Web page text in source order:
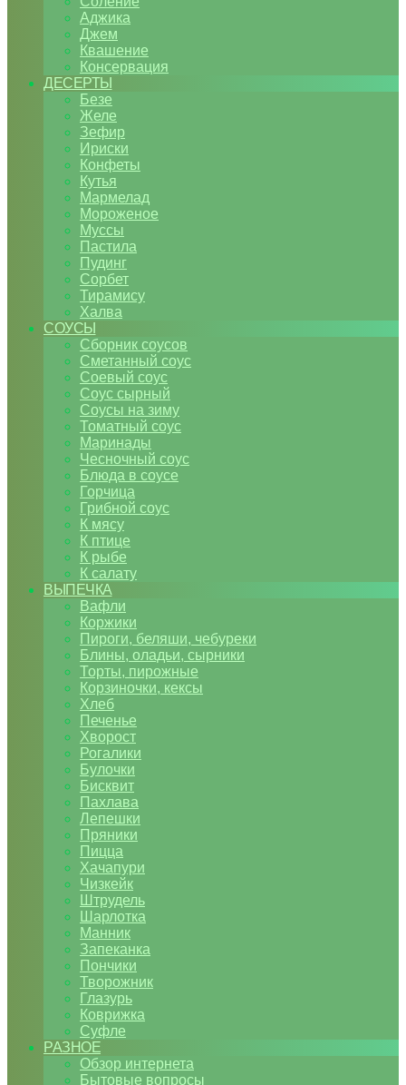
Аджика
Джем
Квашение
Консервация
ДЕСЕРТЫ
Безе
Желе
Зефир
Ириски
Конфеты
Кутья
Мармелад
Мороженое
Муссы
Пастила
Пудинг
Сорбет
Тирамису
Халва
СОУСЫ
Сборник соусов
Сметанный соус
Соевый соус
Соус сырный
Соусы на зиму
Томатный соус
Маринады
Чесночный соус
Блюда в соусе
Горчица
Грибной соус
К мясу
К птице
К рыбе
К салату
ВЫПЕЧКА
Вафли
Коржики
Пироги, беляши, чебуреки
Блины, оладьи, сырники
Торты, пирожные
Корзиночки, кексы
Хлеб
Печенье
Хворост
Рогалики
Булочки
Бисквит
Пахлава
Лепешки
Пряники
Пицца
Хачапури
Чизкейк
Штрудель
Шарлотка
Манник
Запеканка
Пончики
Творожник
Глазурь
Коврижка
Суфле
РАЗНОЕ
Обзор интернета
Бытовые вопросы